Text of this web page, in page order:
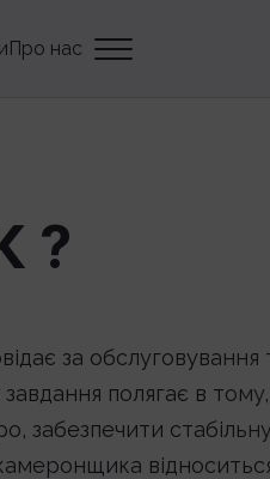
Про нас
?
за обслуговування
полягає в тому,
забезпечити